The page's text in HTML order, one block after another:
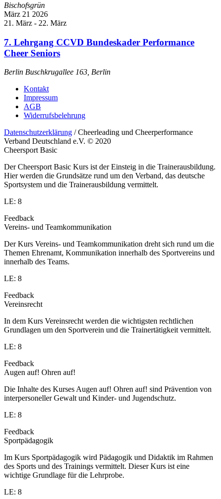
Bischofsgrün
März 21 2026
21. März - 22. März
7. Lehrgang CCVD Bundeskader Performance
Cheer Seniors
Berlin Buschkrugallee 163, Berlin
Kontakt
Impressum
AGB
Widerrufsbelehrung
Datenschutzerklärung / Cheerleading und Cheerperformance
Verband Deutschland e.V. © 2020
Cheersport Basic
Der Cheersport Basic Kurs ist der Einsteig in die Trainerausbildung.
Hier werden die Grundsätze rund um den Verband, das deutsche
Sportsystem und die Trainerausbildung vermittelt.
LE: 8
Feedback
Vereins- und Teamkommunikation
Der Kurs Vereins- und Teamkommunikation dreht sich rund um die
Themen Ehrenamt, Kommunikation innerhalb des Sportvereins und
innerhalb des Teams.
LE: 8
Feedback
Vereinsrecht
In dem Kurs Vereinsrecht werden die wichtigsten rechtlichen
Grundlagen um den Sportverein und die Trainertätigkeit vermittelt.
LE: 8
Feedback
Augen auf! Ohren auf!
Die Inhalte des Kurses Augen auf! Ohren auf! sind Prävention von
interpersoneller Gewalt und Kinder- und Jugendschutz.
LE: 8
Feedback
Sportpädagogik
Im Kurs Sportpädagogik wird Pädagogik und Didaktik im Rahmen
des Sports und des Trainings vermittelt. Dieser Kurs ist eine
wichtige Grundlage für die Lehrprobe.
LE: 8